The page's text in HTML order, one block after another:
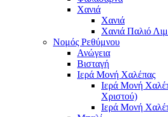
Χανιά
Χανιά
Χανιά Παλιό
Νομός Ρεθύμνου
Ανώγεια
Βισταγή
Ιερά Μονή Χαλέπας
Ιερά Μονή
Χριστού)
Ιερά Μονή